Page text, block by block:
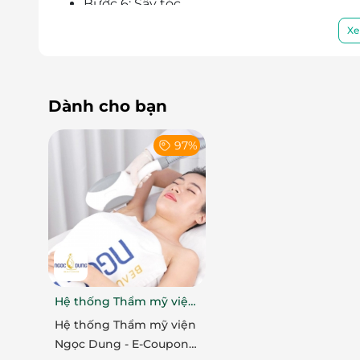
Bước 6: Sấy tóc.
Lưu ý: Kết quả phụ thuộc vào cơ địa từng
Tại NEO Nails
điểm nhấn tinh tế cho vẻ ngoài rạng rỡ.
còn được thực hiện với kỹ thuật chuyên
theo xu hướng, bảng màu đa dạng từ
gu thẩm mỹ của phái đẹp.
Dành cho bạn
97%
Hệ thống Thẩm mỹ viện
Ngọc Dung
Hệ thống Thẩm mỹ viện
Ngọc Dung - E-Coupon